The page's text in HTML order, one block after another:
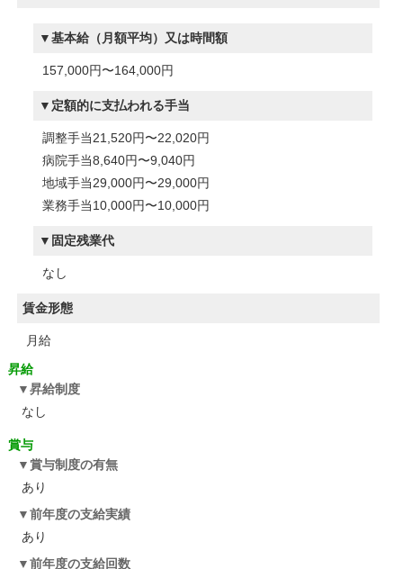
基本給（月額平均）又は時間額
157,000円〜164,000円
定額的に支払われる手当
調整手当21,520円〜22,020円
病院手当8,640円〜9,040円
地域手当29,000円〜29,000円
業務手当10,000円〜10,000円
固定残業代
なし
賃金形態
月給
昇給
昇給制度
なし
賞与
賞与制度の有無
あり
前年度の支給実績
あり
前年度の支給回数